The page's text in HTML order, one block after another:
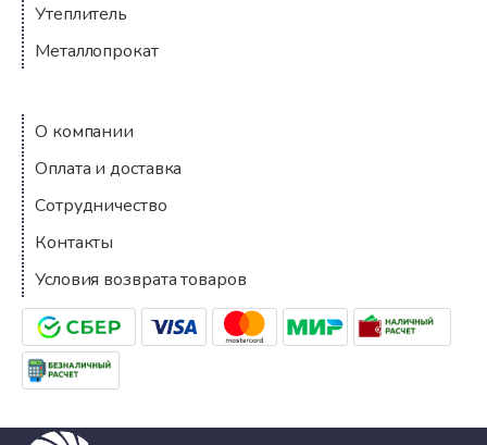
Утеплитель
Металлопрокат
Компания
О компании
Оплата и доставка
Сотрудничество
Контакты
Условия возврата товаров